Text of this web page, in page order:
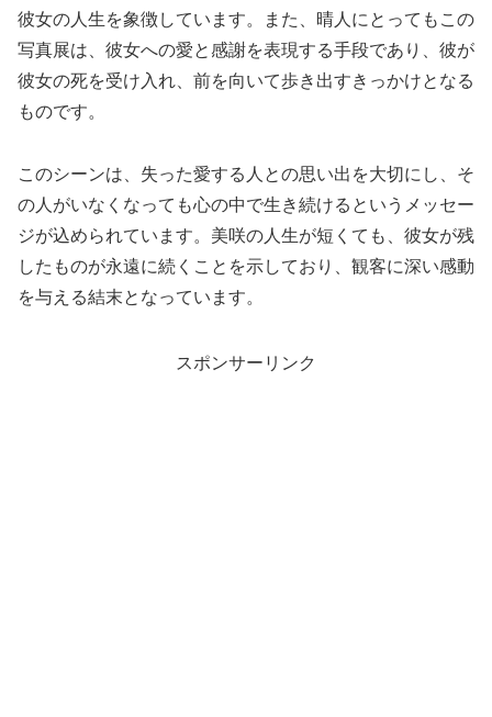
彼女の人生を象徴しています。また、晴人にとってもこの
写真展は、彼女への愛と感謝を表現する手段であり、彼が
彼女の死を受け入れ、前を向いて歩き出すきっかけとなる
ものです。
このシーンは、失った愛する人との思い出を大切にし、そ
の人がいなくなっても心の中で生き続けるというメッセー
ジが込められています。美咲の人生が短くても、彼女が残
したものが永遠に続くことを示しており、観客に深い感動
を与える結末となっています。
スポンサーリンク